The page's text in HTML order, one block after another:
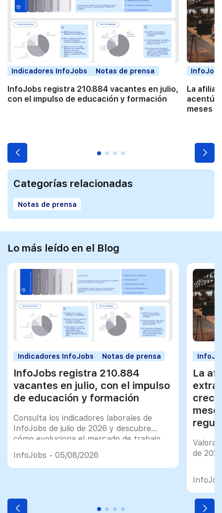
Indicadores InfoJobs Notas de prensa
InfoJobs registra 210.884 vacantes en julio,
con el impulso de educación y formación
La
acentúa
meses
Categorías relacionadas
Notas de prensa
Lo más leído en el Blog
Indicadores InfoJobs Notas de prensa
InfoJobs registra 210.884
vacantes en julio, con el impulso
de educación y formación
Consulta los indicadores laborales de
InfoJobs de julio de 2026 y descubre
cómo evoluciona el mercado de trabajo
InfoJobs - 05/08/2026
La
de